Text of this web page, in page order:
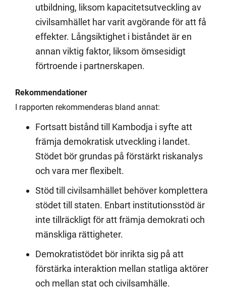
utbildning, liksom kapacitetsutveckling av
civilsamhället har varit avgörande för att få
effekter. Långsiktighet i biståndet är en
annan viktig faktor, liksom ömsesidigt
förtroende i partnerskapen.
Rekommendationer
I rapporten rekommenderas bland annat:
Fortsatt bistånd till Kambodja i syfte att
främja demokratisk utveckling i landet.
Stödet bör grundas på förstärkt riskanalys
och vara mer flexibelt.
Stöd till civilsamhället behöver komplettera
stödet till staten. Enbart institutionsstöd är
inte tillräckligt för att främja demokrati och
mänskliga rättigheter.
Demokratistödet bör inrikta sig på att
förstärka interaktion mellan statliga aktörer
och mellan stat och civilsamhälle.